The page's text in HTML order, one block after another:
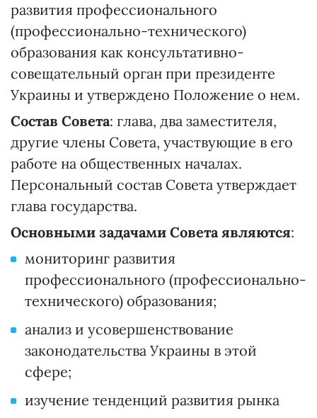
развития профессионального
(профессионально-технического)
образования как консультативно-
совещательный орган при президенте
Украины и утверждено Положение о нем.
Состав Совета: глава, два заместителя,
другие члены Совета, участвующие в его
работе на общественных началах.
Персональный состав Совета утверждает
глава государства.
Основными задачами Совета являются:
мониторинг развития
профессионального (профессионально-
технического) образования;
анализ и усовершенствование
законодательства Украины в этой
сфере;
изучение тенденций развития рынка